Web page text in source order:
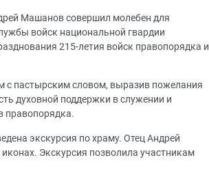
Машанов совершил молебен для
войск национальной гвардии
215-летия войск правопорядка и
с пастырским словом, выразив пожелания
духовной поддержки в служении и
правопорядка.
экскурсия по храму. Отец Андрей
Экскурсия позволила участникам